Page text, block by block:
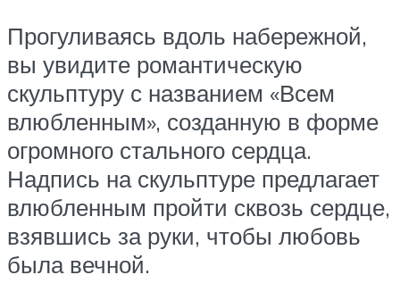
Прогуливаясь вдоль набережной,
вы увидите романтическую
скульптуру с названием «Всем
влюбленным», созданную в форме
огромного стального сердца.
Надпись на скульптуре предлагает
влюбленным пройти сквозь сердце,
взявшись за руки, чтобы любовь
была вечной.